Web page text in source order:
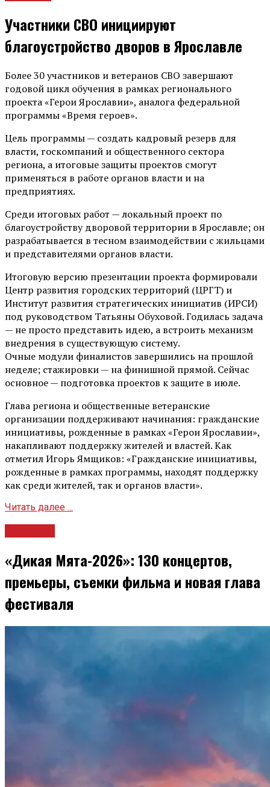
Участники СВО инициируют
благоустройство дворов в Ярославле
Более 30 участников и ветеранов СВО завершают
годовой цикл обучения в рамках регионального
проекта «Герои Ярославии», аналога федеральной
программы «Время героев».
Цель программы — создать кадровый резерв для
власти, госкомпаний и общественного сектора
региона, а итоговые защиты проектов смогут
применяться в работе органов власти и на
предприятиях.
Среди итоговых работ — локальный проект по
благоустройству дворовой территории в Ярославле; он
разрабатывается в тесном взаимодействии с жильцами
и представителями органов власти.
Итоговую версию презентации проекта формировали
Центр развития городских территорий (ЦРГТ) и
Институт развития стратегических инициатив (ИРСИ)
под руководством Татьяны Обуховой. Годилась задача
— не просто представить идею, а встроить механизм
внедрения в существующую систему.
Очные модули финалистов завершились на прошлой
неделе; стажировки — на финишной прямой. Сейчас
основное — подготовка проектов к защите в июле.
Глава региона и общественные ветеранские
организации поддерживают начинания: гражданские
инициативы, рожденные в рамках «Герои Ярославии»,
накапливают поддержку жителей и властей. Как
отметил Игорь Ямщиков: «Гражданские инициативы,
рожденные в рамках программы, находят поддержку
как среди жителей, так и органов власти».
Читать далее ...
«Дикая Мята-2026»: 130 концертов,
премьеры, съемки фильма и новая глава
фестиваля